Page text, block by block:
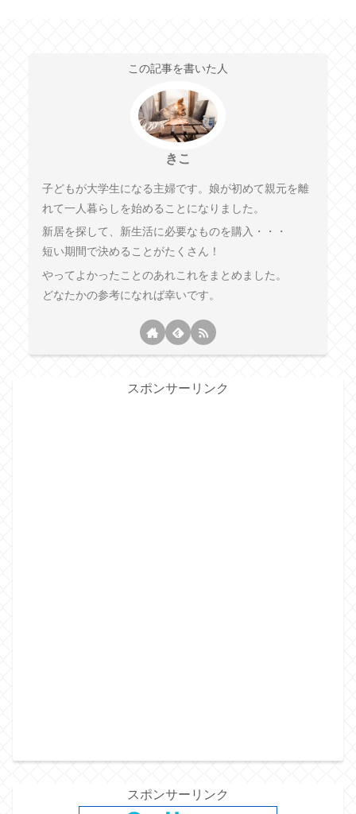
この記事を書いた人
きこ
子どもが大学生になる主婦です。娘が初めて親元を離
れて一人暮らしを始めることになりました。
新居を探して、新生活に必要なものを購入・・・
短い期間で決めることがたくさん！
やってよかったことのあれこれをまとめました。
どなたかの参考になれば幸いです。
スポンサーリンク
スポンサーリンク